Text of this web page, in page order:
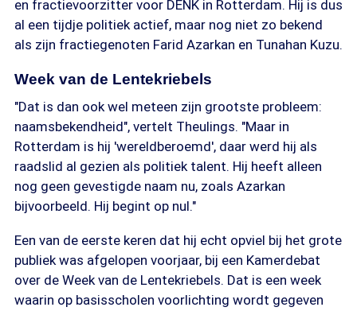
en fractievoorzitter voor DENK in Rotterdam. Hij is dus
al een tijdje politiek actief, maar nog niet zo bekend
als zijn fractiegenoten Farid Azarkan en Tunahan Kuzu.
Week van de Lentekriebels
"Dat is dan ook wel meteen zijn grootste probleem:
naamsbekendheid", vertelt Theulings. "Maar in
Rotterdam is hij 'wereldberoemd', daar werd hij als
raadslid al gezien als politiek talent. Hij heeft alleen
nog geen gevestigde naam nu, zoals Azarkan
bijvoorbeeld. Hij begint op nul."
Een van de eerste keren dat hij echt opviel bij het grote
publiek was afgelopen voorjaar, bij een Kamerdebat
over de Week van de Lentekriebels. Dat is een week
waarin op basisscholen voorlichting wordt gegeven